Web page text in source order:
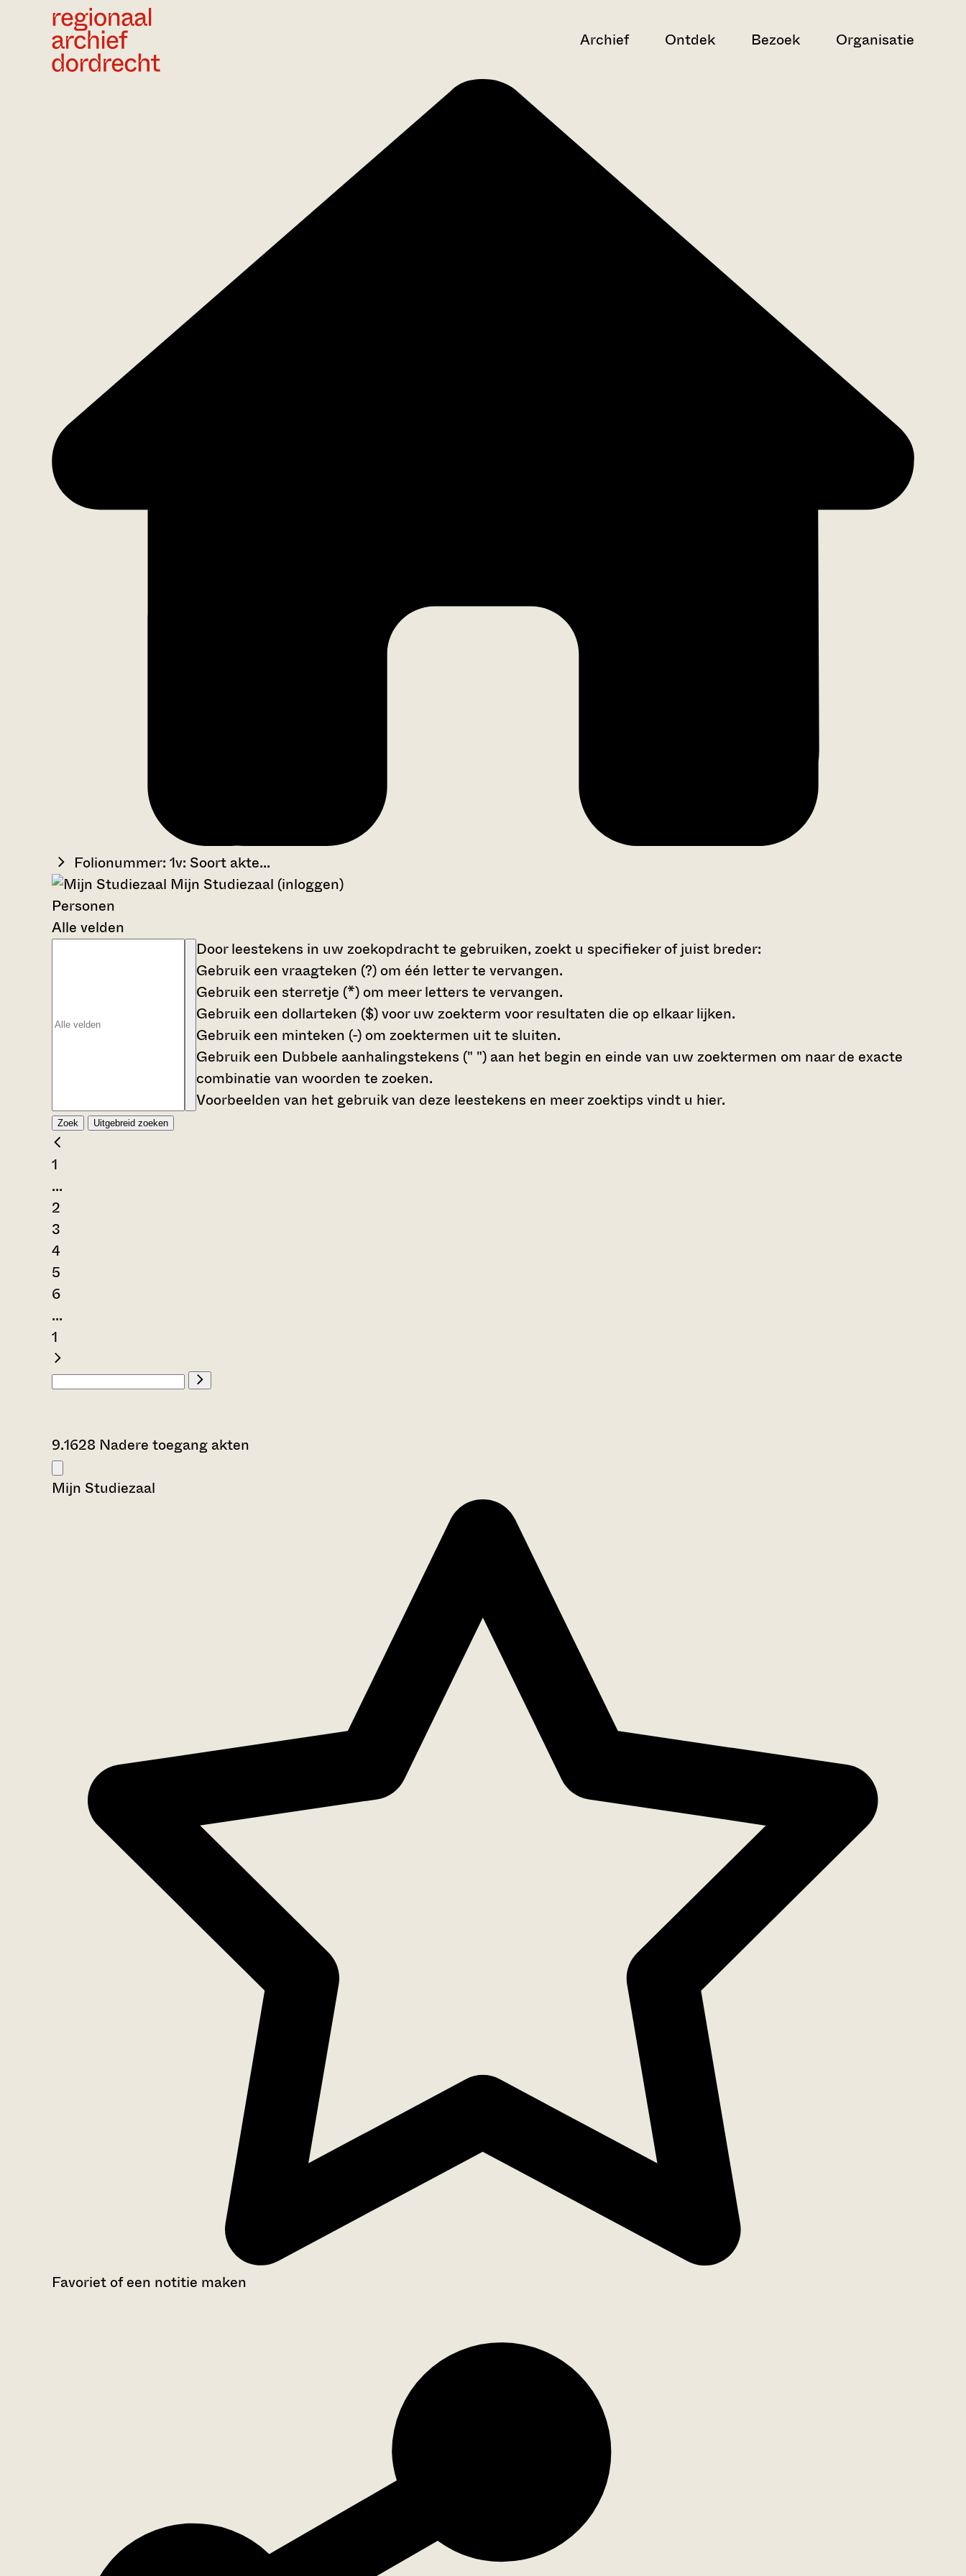
Archief Ontdek Bezoek Organisatie
Folionummer: 1v: Soort akte...
Mijn Studiezaal (inloggen)
Personen
Alle velden
Door leestekens in uw zoekopdracht te gebruiken, zoekt u specifieker of juist breder:
Gebruik een vraagteken (?) om één letter te vervangen.
Gebruik een sterretje (*) om meer letters te vervangen.
Gebruik een dollarteken ($)voor uw zoekterm voor resultaten die op elkaar lijken.
Gebruik een minteken (-) om zoektermen uit te sluiten.
Gebruik een Dubbele aanhalingstekens (" ") aan het begin en einde van uw zoektermen om naar de exacte
combinatie van woorden te zoeken.
Voorbeelden van het gebruik van deze leestekens en meer zoektips vindt u hier.
Zoek Uitgebreid zoeken
1
...
2
3
4
5
6
...
1
9.1628 Nadere toegang akten
Mijn Studiezaal
Favoriet of een notitie maken